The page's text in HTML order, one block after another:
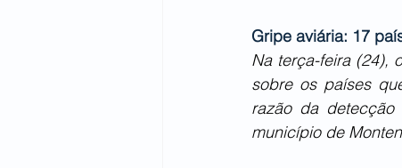
Gripe aviária: 17
Na terça-feira (24),
sobre os países
razão da
município de